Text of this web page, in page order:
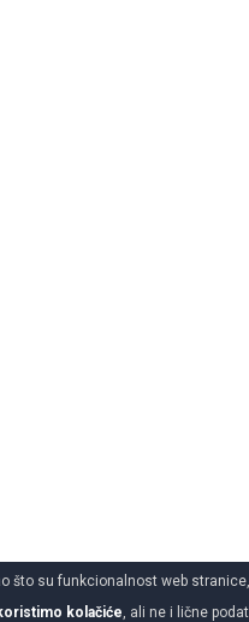
što su funkcionalnost web
kolačiće , ali ne i lične